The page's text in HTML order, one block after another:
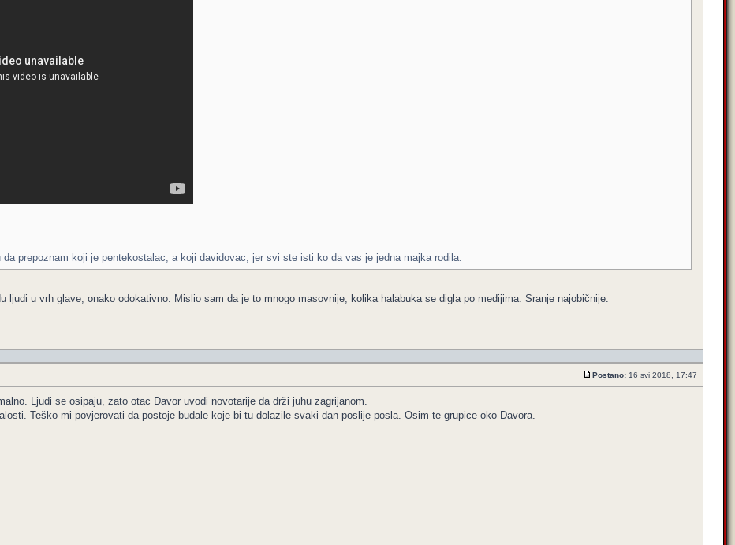
prepoznam koji je pentekostalac, a koji davidovac, jer svi ste isti ko da vas je jedna majka rodila.
ljudi u vrh glave, onako odokativno. Mislio sam da je to mnogo masovnije, kolika halabuka se digla po medijima. Sranje najobičnije.
Postano: 16 svi 2018, 17:47
Ljudi se osipaju, zato otac Davor uvodi novotarije da drži juhu zagrijanom.
Teško mi povjerovati da postoje budale koje bi tu dolazile svaki dan poslije posla. Osim te grupice oko Davora.